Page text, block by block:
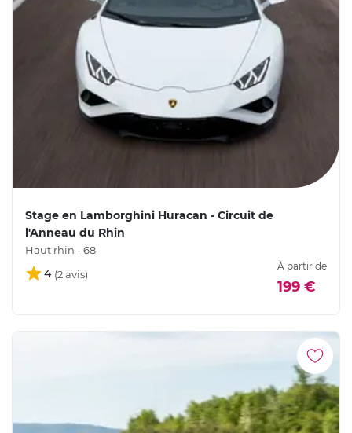
Stage en Lamborghini Huracan - Circuit de
l'Anneau du Rhin
Haut rhin - 68
4
À partir de
199 €